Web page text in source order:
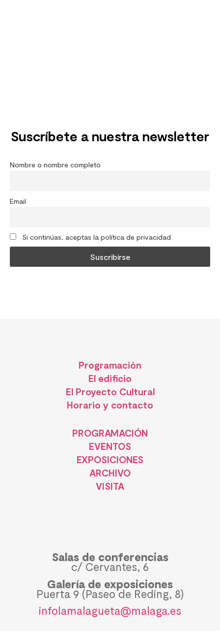
Suscríbete a nuestra newsletter
Nombre o nombre completo
Email
Si continúas, aceptas la política de privacidad
Programación
El edificio
El Proyecto Cultural
Horario y contacto
PROGRAMACIÓN
EVENTOS
EXPOSICIONES
ARCHIVO
VISITA
Salas de conferencias
c/ Cervantes, 6
Galería de exposiciones
Puerta 9 (Paseo de Reding, 8)
infolamalagueta@malaga.es